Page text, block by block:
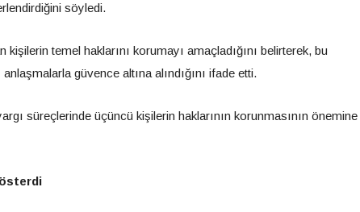
söyledi.
temel haklarını korumayı amaçladığını belirterek, bu
güvence altına alındığını ifade etti.
süreçlerinde üçüncü kişilerin haklarının korunmasının önemine